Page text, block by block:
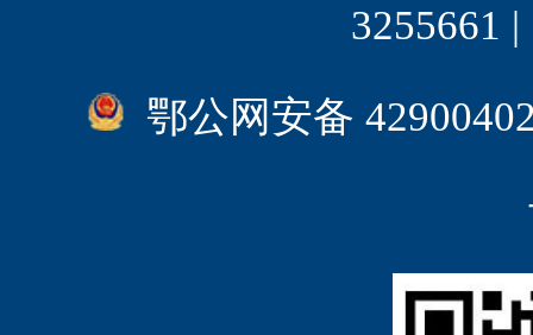
3255661
鄂公网安备